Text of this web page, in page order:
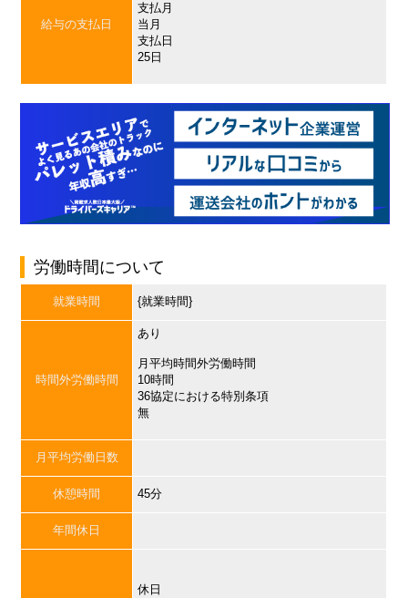
給与の支払日
支払月
当月
支払日
25日
労働時間について
就業時間 {就業時間}
時間外労働時間
あり
月平均時間外労働時間
10時間
36協定における特別条項
無
月平均労働日数
休憩時間 45分
年間休日
休日